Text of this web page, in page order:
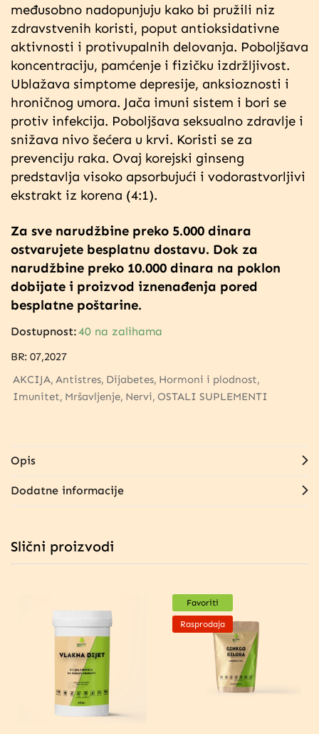
međusobno nadopunjuju kako bi pružili niz
zdravstvenih koristi, poput antioksidativne
aktivnosti i protivupalnih delovanja. Poboljšava
koncentraciju, pamćenje i fizičku izdržljivost.
Ublažava simptome depresije, anksioznosti i
hroničnog umora. Jača imuni sistem i bori se
protiv infekcija. Poboljšava seksualno zdravlje i
snižava nivo šećera u krvi. Koristi se za
prevenciju raka. Ovaj korejski ginseng
predstavlja visoko apsorbujući i vodorastvorljivi
ekstrakt iz korena (4:1).
Za sve narudžbine preko 5.000 dinara
ostvarujete besplatnu dostavu. Dok za
narudžbine preko 10.000 dinara na poklon
dobijate i proizvod iznenađenja pored
besplatne poštarine.
Dostupnost:40 na zalihama
BR: 07,2027
AKCIJA Antistres Dijabetes Hormoni i plodnost
Imunitet Mršavljenje Nervi OSTALI SUPLEMENTI
Opis
Dodatne informacije
Slični proizvodi
Rasprodaja
Favoriti